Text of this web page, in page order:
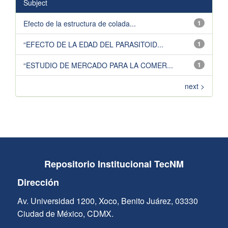
Subject
1
Efecto de la estructura de colada...
1
“EFECTO DE LA EDAD DEL PARASITOID...
1
“ESTUDIO DE MERCADO PARA LA COMER...
next >
Repositorio Institucional TecNM
Dirección
Av. Universidad 1200, Xoco, Benito Juárez, 03330
Ciudad de México, CDMX.